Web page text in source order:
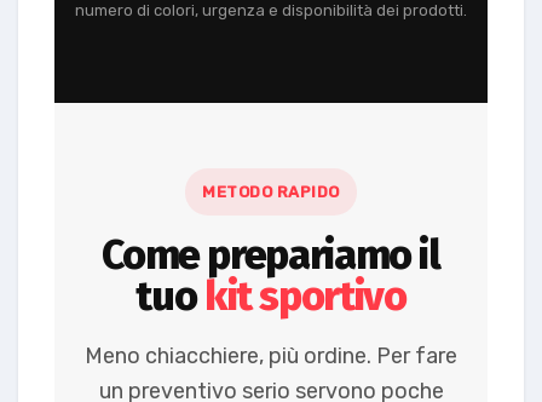
numero di colori, urgenza e disponibilità dei prodotti.
METODO RAPIDO
Come prepariamo il
tuokit sportivo
Meno chiacchiere, più ordine. Per fare
un preventivo serio servono poche